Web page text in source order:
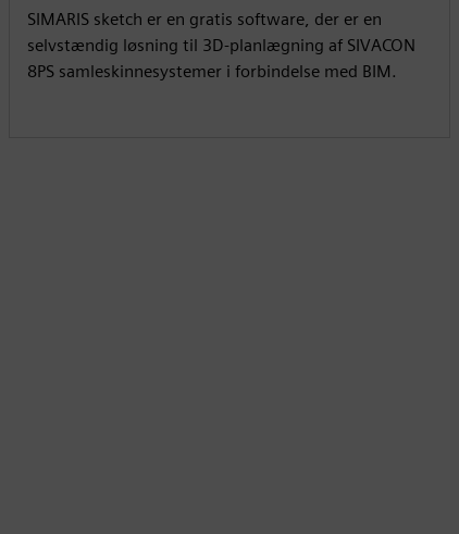
SIMARIS sketch er en gratis software, der er en
selvstændig løsning til 3D-planlægning af SIVACON
8PS samleskinnesystemer i forbindelse med BIM.